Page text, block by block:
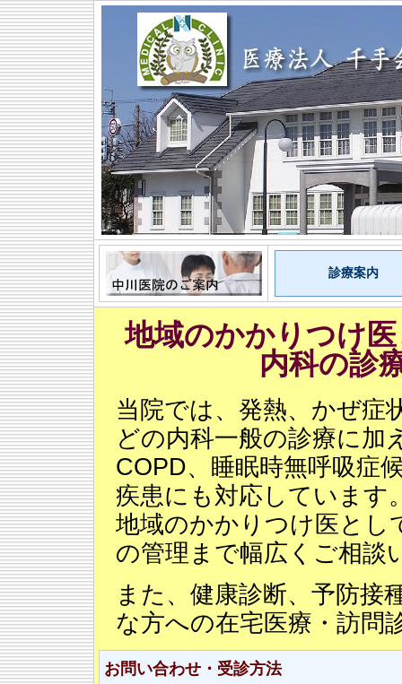
診療案内
地域のかかりつけ
内科の診
当院では、発熱、かぜ症
どの内科一般の診療に加
COPD、睡眠時無呼吸症
疾患にも対応しています
地域のかかりつけ医とし
の管理まで幅広くご相談
また、健康診断、予防接
な方への在宅医療・訪問
お問い合わせ・受診方法